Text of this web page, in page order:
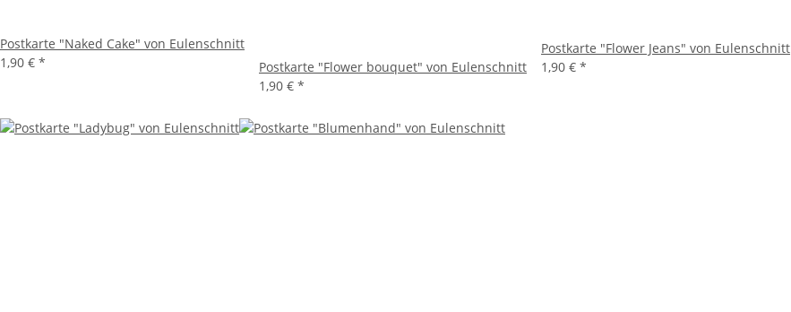
Postkarte "Naked Cake" von Eulenschnitt
1,90 € *
Postkarte "Flower bouquet" von Eulenschnitt
1,90 € *
Postkarte "Flower Jeans" von Eulenschnitt
1,90 € *